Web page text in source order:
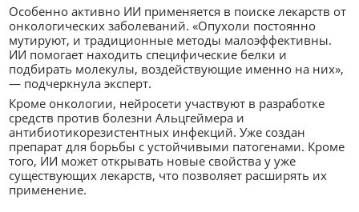
Особенно активно ИИ применяется в поиске лекарств от
онкологических заболеваний. «Опухоли постоянно
мутируют, и традиционные методы малоэффективны.
ИИ помогает находить специфические белки и
подбирать молекулы, воздействующие именно на них»,
— подчеркнула эксперт.
Кроме онкологии, нейросети участвуют в разработке
средств против болезни Альцгеймера и
антибиотикорезистентных инфекций. Уже создан
препарат для борьбы с устойчивыми патогенами. Кроме
того, ИИ может открывать новые свойства у уже
существующих лекарств, что позволяет расширять их
применение.